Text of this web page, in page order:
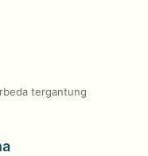
tergantung